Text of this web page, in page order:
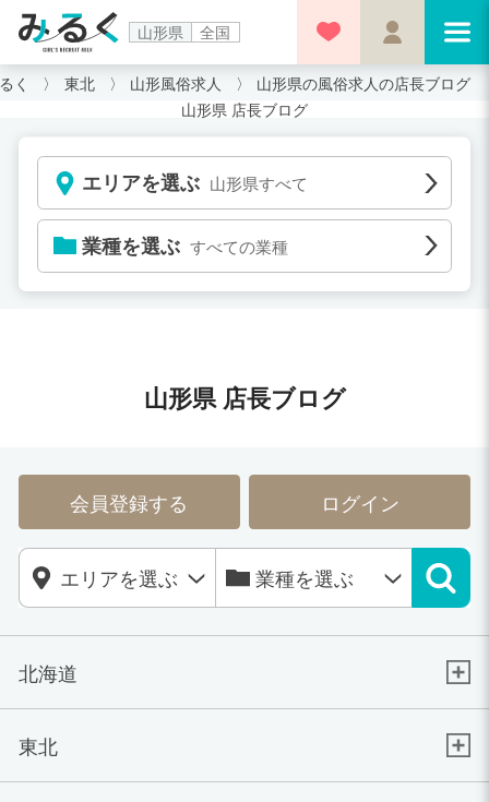
山形県 全国
く 東北 山形風俗求人
山形県の風俗求人の店長ブログ
山形県 店長ブログ
エリアを選ぶ 山形県すべて
業種を選ぶ すべての業種
山形県 店長ブログ
会員登録する ログイン
北海道
東北